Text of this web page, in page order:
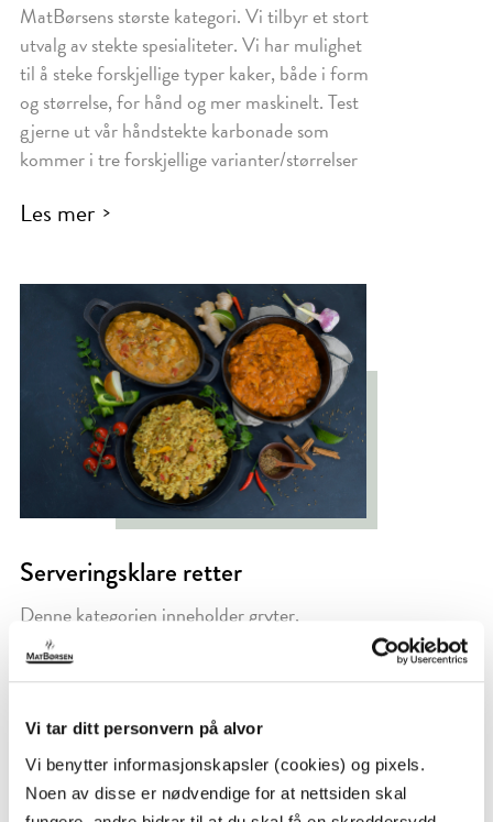
Vi tar ditt personvern på alvor
Vi benytter informasjonskapsler (cookies) og pixels.
Noen av disse er nødvendige for at nettsiden skal
MatBørsens største kategori. Vi tilbyr et stort
utvalg av stekte spesialiteter. Vi har mulighet
til å steke forskjellige typer kaker, både i form
og størrelse, for hånd og mer maskinelt. Test
gjerne ut vår håndstekte karbonade som
kommer i tre forskjellige varianter/størrelser
Les mer
Serveringsklare retter
Denne kategorien inneholder gryter,
gratenger, ulike pastaretter, lasagne og andre
spennende retter. Målet er å holde smaker så
utviklet av våre kokker som har satt sitt
MatBørsen-preg på disse.
Les mer